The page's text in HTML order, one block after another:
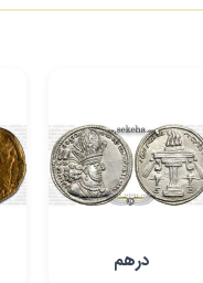
درهم